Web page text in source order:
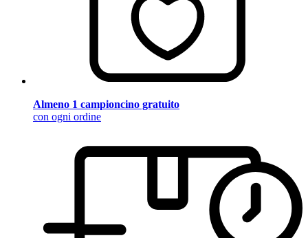
Almeno 1 campioncino gratuito
con ogni ordine